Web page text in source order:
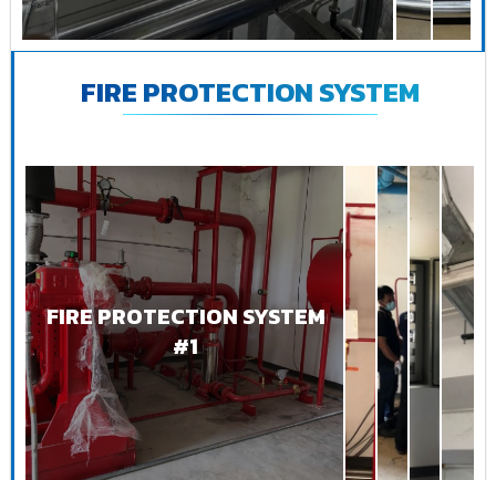
FIRE PROTECTION SYSTEM
FIRE PROTECTION SYSTEM
#1